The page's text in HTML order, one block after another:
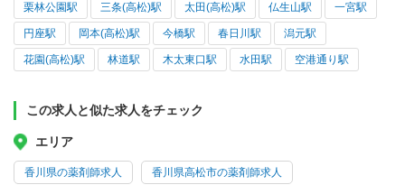
栗林公園駅 三条(高松)駅 太田(高松)駅 仏生山駅 一宮駅
円座駅 岡本(高松)駅 今橋駅 春日川駅 潟元駅
花園(高松)駅 林道駅 木太東口駅 水田駅 空港通り駅
この求人と似た求人をチェック
エリア
香川県の薬剤師求人 香川県高松市の薬剤師求人